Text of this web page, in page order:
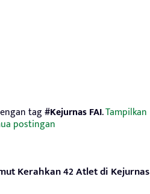
tag#Kejurnas FAI.Tampilkan
postingan
Kerahkan 42 Atlet di Kejurnas